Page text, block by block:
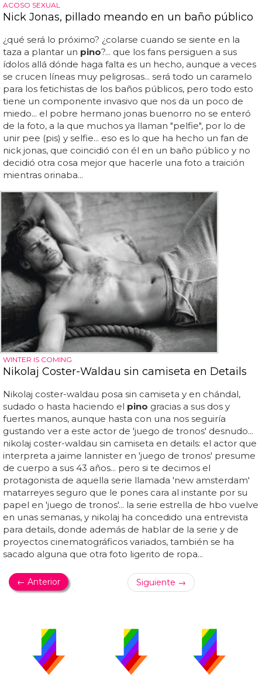
ACOSO SEXUAL
Nick Jonas, pillado meando en un baño público
¿qué será lo próximo? ¿colarse cuando se siente en la
taza a plantar un pino?... que los fans persiguen a sus
ídolos allá dónde haga falta es un hecho, aunque a veces
se crucen líneas muy peligrosas... será todo un caramelo
para los fetichistas de los baños públicos, pero todo esto
tiene un componente invasivo que nos da un poco de
miedo... el pobre hermano jonas buenorro no se enteró
de la foto, a la que muchos ya llaman "pelfie", por lo de
unir pee (pis) y selfie... eso es lo que ha hecho un fan de
nick jonas, que coincidió con él en un baño público y no
decidió otra cosa mejor que hacerle una foto a traición
mientras orinaba...
WINTER IS COMING
Nikolaj Coster-Waldau sin camiseta en Details
Nikolaj coster-waldau posa sin camiseta y en chándal,
sudado o hasta haciendo el pino gracias a sus dos y
fuertes manos, aunque hasta con una nos seguiría
gustando ver a este actor de 'juego de tronos' desnudo...
nikolaj coster-waldau sin camiseta en details: el actor que
interpreta a jaime lannister en 'juego de tronos' presume
de cuerpo a sus 43 años... pero si te decimos el
protagonista de aquella serie llamada 'new amsterdam'
matarreyes seguro que le pones cara al instante por su
papel en 'juego de tronos'... la serie estrella de hbo vuelve
en unas semanas, y nikolaj ha concedido una entrevista
para details, donde además de hablar de la serie y de
proyectos cinematográficos variados, también se ha
sacado alguna que otra foto ligerito de ropa...
← Anterior Siguiente →